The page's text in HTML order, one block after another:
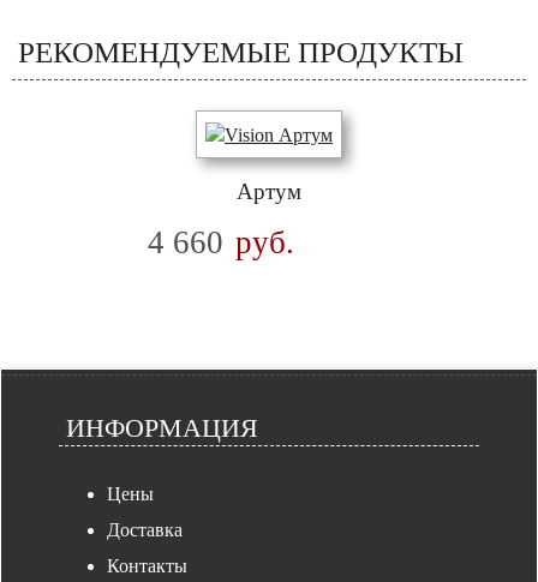
РЕКОМЕНДУЕМЫЕ ПРОДУКТЫ
Артум
4 660 руб.
ИНФОРМАЦИЯ
Цены
Доставка
Контакты